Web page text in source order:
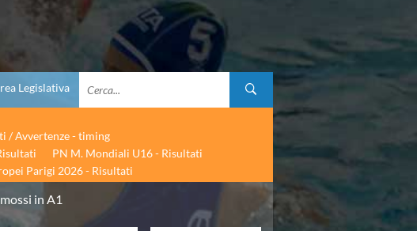
Legislativa
/ Avvertenze - timing
PN M. Mondiali U16 - Risultati
Parigi 2026 - Risultati
in A1